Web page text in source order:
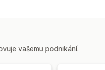
Opuštěný košík
v reálném čase
vašemu podnikání.